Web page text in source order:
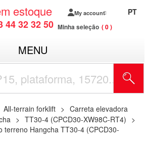
estoque
44 32 32 50
My account
Minha seleção 0
PT
MENU
All-terrain forklift
Carreta elevadora
TT30-4 (CPCD30-XW98C-RT4)
terreno Hangcha TT30-4 (CPCD30-